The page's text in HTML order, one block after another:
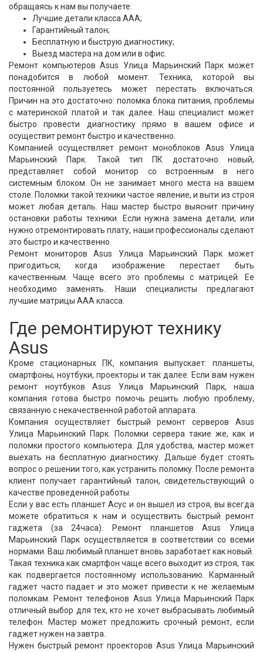
обращаясь к нам вы получаете:
Лучшие детали класса ААА;
Гарантийный талон;
Бесплатную и быструю диагностику;
Выезд мастера на дом или в офис.
Ремонт компьютеров Asus Улица Марьинский Парк может
понадобится в любой момент. Техника, которой вы
постоянной пользуетесь может перестать включаться.
Причин на это достаточно: поломка блока питания, проблемы
с материнской платой и так далее. Наш специалист может
быстро провести диагностику прямо в вашем офисе и
осуществит ремонт быстро и качественно.
Компанией осуществляет ремонт моноблоков Asus Улица
Марьинский Парк. Такой тип ПК достаточно новый,
представляет собой монитор со встроенным в него
системным блоком. Он не занимает много места на вашем
столе. Поломки такой техники частое явление, и выти из строя
может любая деталь. Наш мастер быстро выяснит причину
остановки работы техники. Если нужна замена детали, или
нужно отремонтировать плату, наши профессионалы сделают
это быстро и качественно.
Ремонт мониторов Asus Улица Марьинский Парк может
пригодиться, когда изображение перестает быть
качественным. Чаще всего это проблемы с матрицей. Ее
необходимо заменять. Наши специалисты предлагают
лучшие матрицы ААА класса.
Где ремонтируют технику
Asus
Кроме стационарных ПК, компания выпускает: планшеты,
смартфоны, ноутбуки, проекторы и так далее. Если вам нужен
ремонт ноутбуков Asus Улица Марьинский Парк, наша
компания готова быстро помочь решить любую проблему,
связанную с некачественной работой аппарата.
Компания осуществляет быстрый ремонт серверов Asus
Улица Марьинский Парк. Поломки сервера такие же, как и
поломки простого компьютера. Для удобства, мастер может
выехать на бесплатную диагностику. Дальше будет стоять
вопрос о решении того, как устранить поломку. После ремонта
клиент получает гарантийный талон, свидетельствующий о
качестве проведенной работы.
Если у вас есть планшет Асус и он вышел из строя, вы всегда
можете обратиться к нам и осуществить быстрый ремонт
гаджета (за 24часа). Ремонт планшетов Asus Улица
Марьинский Парк осуществляется в соответствии со всеми
нормами. Ваш любимый планшет вновь заработает как новый.
Такая техника как смартфон чаще всего выходит из строя, так
как подвергается постоянному использованию. Карманный
гаджет часто падает и это может привести к не желаемым
поломкам. Ремонт телефонов Asus Улица Марьинский Парк
отличный выбор для тех, кто не хочет выбрасывать любимый
телефон. Мастер может предложить срочный ремонт, если
гаджет нужен на завтра.
Нужен быстрый ремонт проекторов Asus Улица Марьинский